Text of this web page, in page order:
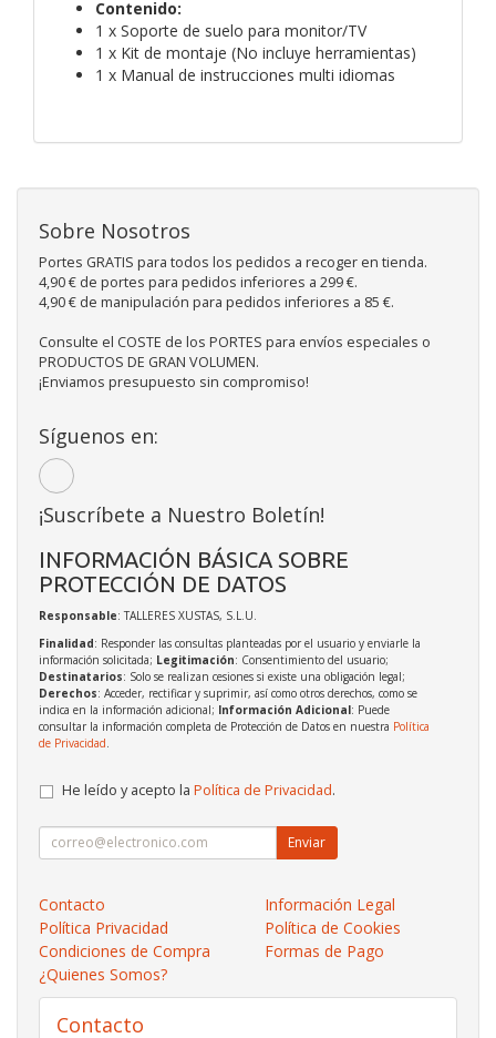
Contenido:
1 x Soporte de suelo para monitor/TV
1 x Kit de montaje (No incluye herramientas)
1 x Manual de instrucciones multi idiomas
Sobre Nosotros
Portes GRATIS para todos los pedidos a recoger en tienda.
4,90 € de portes para pedidos inferiores a 299 €.
4,90 € de manipulación para pedidos inferiores a 85 €.
Consulte el COSTE de los PORTES para envíos especiales o
PRODUCTOS DE GRAN VOLUMEN.
¡Enviamos presupuesto sin compromiso!
Síguenos en:
¡Suscríbete a Nuestro Boletín!
INFORMACIÓN BÁSICA SOBRE
PROTECCIÓN DE DATOS
Responsable: TALLERES XUSTAS, S.L.U.
Finalidad: Responder las consultas planteadas por el usuario y enviarle la
información solicitada; Legitimación: Consentimiento del usuario;
Destinatarios: Solo se realizan cesiones si existe una obligación legal;
Derechos: Acceder, rectificar y suprimir, así como otros derechos, como se
indica en la información adicional; Información Adicional: Puede
consultar la información completa de Protección de Datos en nuestra Política
de Privacidad
He leído y acepto la Política de Privacidad.
Enviar
Contacto
Información Legal
Política Privacidad
Política de Cookies
Condiciones de Compra
Formas de Pago
¿Quienes Somos?
Contacto